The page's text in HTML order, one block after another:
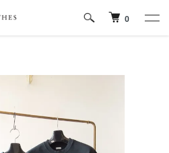
0